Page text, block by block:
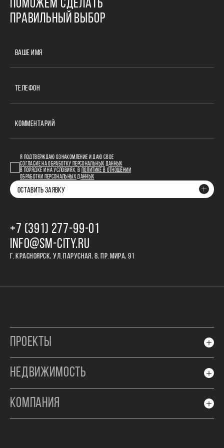
ПОМОЖЕМ СДЕЛАТЬ
ПРАВИЛЬНЫЙ ВЫБОР
ВАШЕ ИМЯ
ТЕЛЕФОН
КОММЕНТАРИЙ
Я ПОДТВЕРЖДАЮ ОЗНАКОМЛЕНИЕ И ДАЮ СВОЕ
СОГЛАСИЕ НА ОБРАБОТКУ ПЕРСОНАЛЬНЫХ ДАННЫХ
В ПОРЯДКЕ И НА УСЛОВИЯХ, В
ПОЛИТИКЕ В ОТНОШЕНИИ
ОБРАБОТКИ ПЕРСОНАЛЬНЫХ ДАННЫХ
ОСТАВИТЬ ЗАЯВКУ
+7 (391) 277‒99‒01
INFO@SM-CITY.RU
Г. КРАСНОЯРСК, УЛ. ПАРУСНАЯ, 8, ПР. МИРА, 91
ПРОЕКТЫ
НЕДВИЖИМОСТЬ
КОМПАНИЯ